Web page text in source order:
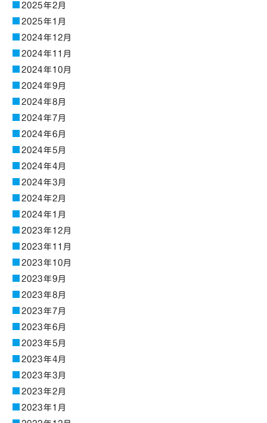
2025年2月
2025年1月
2024年12月
2024年11月
2024年10月
2024年9月
2024年8月
2024年7月
2024年6月
2024年5月
2024年4月
2024年3月
2024年2月
2024年1月
2023年12月
2023年11月
2023年10月
2023年9月
2023年8月
2023年7月
2023年6月
2023年5月
2023年4月
2023年3月
2023年2月
2023年1月